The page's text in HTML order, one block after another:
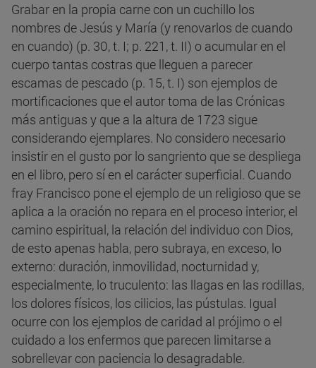
Grabar en la propia carne con un cuchillo los
nombres de Jesús y María (y renovarlos de cuando
en cuando) (p. 30, t. I; p. 221, t. II) o acumular en el
cuerpo tantas costras que lleguen a parecer
escamas de pescado (p. 15, t. I) son ejemplos de
mortificaciones que el autor toma de las Crónicas
más antiguas y que a la altura de 1723 sigue
considerando ejemplares. No considero necesario
insistir en el gusto por lo sangriento que se despliega
en el libro, pero sí en el carácter superficial. Cuando
fray Francisco pone el ejemplo de un religioso que se
aplica a la oración no repara en el proceso interior, el
camino espiritual, la relación del individuo con Dios,
de esto apenas habla, pero subraya, en exceso, lo
externo: duración, inmovilidad, nocturnidad y,
especialmente, lo truculento: las llagas en las rodillas,
los dolores físicos, los cilicios, las pústulas. Igual
ocurre con los ejemplos de caridad al prójimo o el
cuidado a los enfermos que parecen limitarse a
sobrellevar con paciencia lo desagradable.